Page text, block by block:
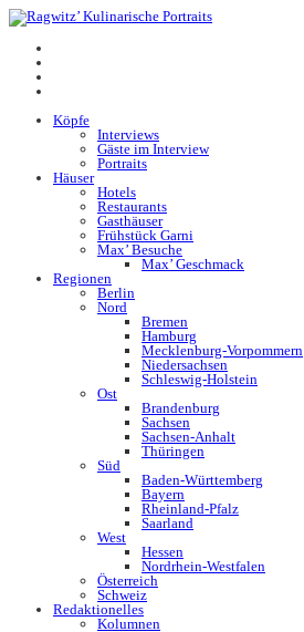
Köpfe
Interviews
Gäste im Interview
Portraits
Häuser
Hotels
Restaurants
Gasthäuser
Frühstück Garni
Max’ Besuche
Max’ Geschmack
Regionen
Berlin
Nord
Bremen
Hamburg
Mecklenburg-Vorpommern
Niedersachsen
Schleswig-Holstein
Ost
Brandenburg
Sachsen
Sachsen-Anhalt
Thüringen
Süd
Baden-Württemberg
Bayern
Rheinland-Pfalz
Saarland
West
Hessen
Nordrhein-Westfalen
Österreich
Schweiz
Redaktionelles
Kolumnen